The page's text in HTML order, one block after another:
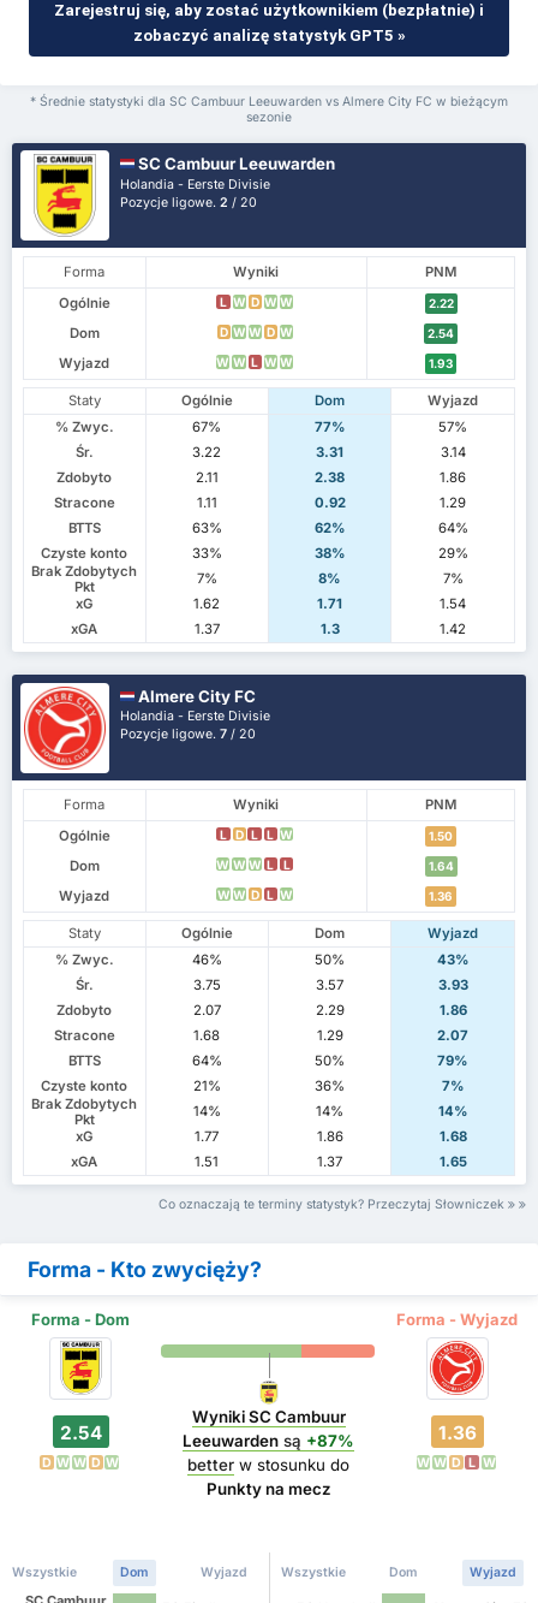
Zarejestruj się, aby zostać użytkownikiem (bezpłatnie) i
zobaczyć analizę statystyk GPT5 »
* Średnie statystyki dla SC Cambuur Leeuwarden vs Almere City FC w bieżącym
sezonie
SC Cambuur Leeuwarden
Holandia - Eerste Divisie
Pozycje ligowe.2 / 20
Forma Wyniki
PNM
Ogólnie
L W D W W 2.22
Dom D W W D W 2.54
Wyjazd W W L W W 1.93
Staty Ogólnie Dom
Wyjazd
% Zwyc.
67% 77%
57%
Śr.
3.22 3.31
3.14
Zdobyto
2.11 2.38
1.86
Stracone
1.11 0.92
1.29
BTTS
63% 62%
64%
Czyste konto
33% 38%
29%
Brak Zdobytych
Pkt
7% 8%
7%
xG
1.62 1.71
1.54
xGA
1.37 1.3 1.42
Almere City FC
Holandia - Eerste Divisie
Pozycje ligowe.7 / 20
Forma Wyniki
PNM
Ogólnie
L D L L W 1.50
Dom W W W L L 1.64
Wyjazd W W D L W 1.36
Staty Ogólnie Dom
Wyjazd
% Zwyc.
46% 50%
43%
Śr.
3.75 3.57
3.93
Zdobyto
2.07 2.29
1.86
Stracone
1.68 1.29
2.07
BTTS
64% 50%
79%
Czyste konto
21% 36%
7%
Brak Zdobytych
Pkt
14% 14%
14%
xG
1.77 1.86
1.68
xGA
1.51 1.37 1.65
Co oznaczają te terminy statystyk? Przeczytaj Słowniczek
Forma - Kto zwycięży?
Forma - Dom Forma - Wyjazd
2.54
D W W D W
Wyniki SC Cambuur
Leeuwarden są +87%
better w stosunku do
Punkty na mecz
1.36
W W D L W
Wszystkie Dom Wyjazd Wszystkie Dom Wyjazd